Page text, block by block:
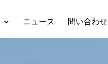
ニュース 問い合わせ